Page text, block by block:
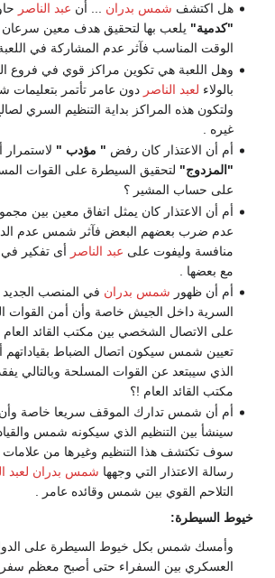
هل اكتشف شمس بدران ... أن عبد الناصر
"كدمية" يلعب بها لتحقيق هدف معين سرعان
الوقت المناسب فآثر عدم المشاركة في
وهل اللعبة هي تكوين مراكز قوي في فروع
بالولاء لعبد الناصر دون عامر تأتمر
ولتكون هذه المراكز بداية التنظيم السري
غيره .
أم أن الاعتذار كان رفض " مؤدب " لاستمرار
"المزدوج" لتحقيق السيطرة على القوات
على حساب المشير ؟
أم أن الاعتذار كان يمثل اتفاق معين بين
عدم ضرب بعضهم البعض فآثر شمس عدم
منافسة وليفوت على عبد الناصر أى تفكير في
مع بعضها .
أم أن ظهور شمس بدران في المنصب
السرية داخل الجيش خاصة وأن أمن القوات
على الاتصال الشخصي بين مكتب القائد العام
تعيين شمس سيكون اتصال الضباط
الذي سيبتعد عن القوات المسلحة وبالتالي
مكتب القائد العام !؟
أم أن شمس تدارك الموقف سريعا خاصة وأن
سينشأ بين التنظيم الذي سيكونه شمس
سوف تكتشف هذا التنظيم وغيرها من علامات
رسالة الاعتذار التي وجهها شمس بدران لعبد
التلاحم القوي بين شمس وقائده عامر .
خيوط السيطرة:
وأمسك شمس بكل خيوط السيطرة على
العسكري بين السفراء حتى أصبح معظم